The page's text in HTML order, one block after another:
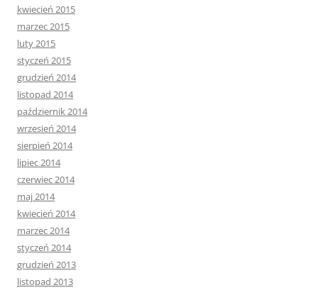
kwiecień 2015
marzec 2015
luty 2015
styczeń 2015
grudzień 2014
listopad 2014
październik 2014
wrzesień 2014
sierpień 2014
lipiec 2014
czerwiec 2014
maj 2014
kwiecień 2014
marzec 2014
styczeń 2014
grudzień 2013
listopad 2013